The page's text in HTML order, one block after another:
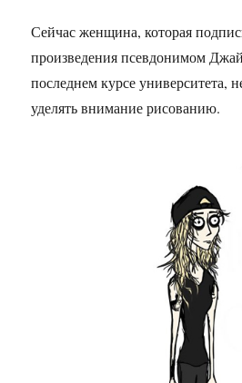
Сейчас женщина, которая
произведения псевдонимом
последнем курсе университета,
уделять внимание рисованию.